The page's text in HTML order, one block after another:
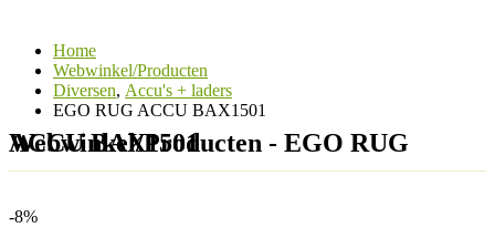
Home
Webwinkel/Producten
Diversen, Accu's + laders
EGO RUG ACCU BAX1501
Webwinkel/Producten - EGO RUG ACCU BAX1501
-8%